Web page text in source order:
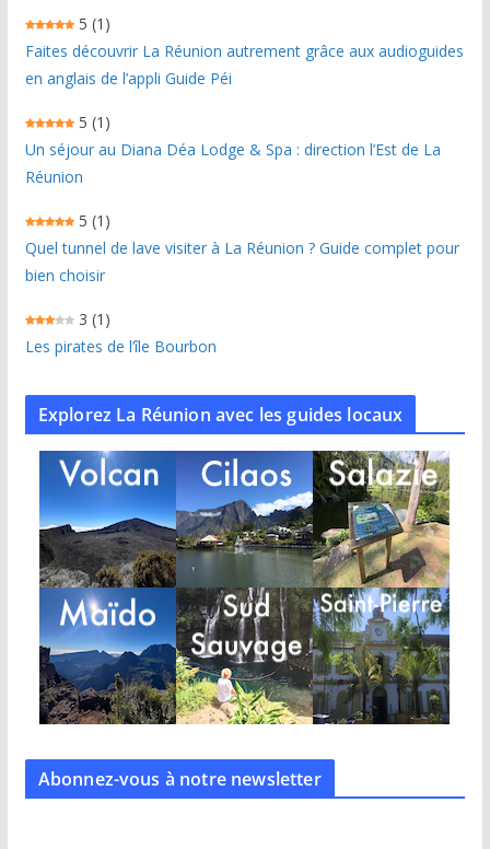
5 (1)
Faites découvrir La Réunion autrement grâce aux audioguides
en anglais de l’appli Guide Péi
5 (1)
Un séjour au Diana Déa Lodge & Spa : direction l’Est de La
Réunion
5 (1)
Quel tunnel de lave visiter à La Réunion ? Guide complet pour
bien choisir
3 (1)
Les pirates de l’île Bourbon
Explorez La Réunion avec les guides locaux
Abonnez-vous à notre newsletter